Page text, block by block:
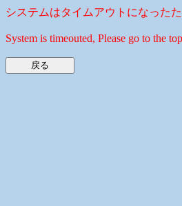
システムはタイムアウトになった
System is timeouted, Please go to the